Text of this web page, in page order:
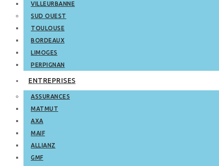
VILLEURBANNE
SUD OUEST
TOULOUSE
BORDEAUX
LIMOGES
PERPIGNAN
ENTREPRISES
ASSURANCES
MATMUT
AXA
MAIF
ALLIANZ
GMF